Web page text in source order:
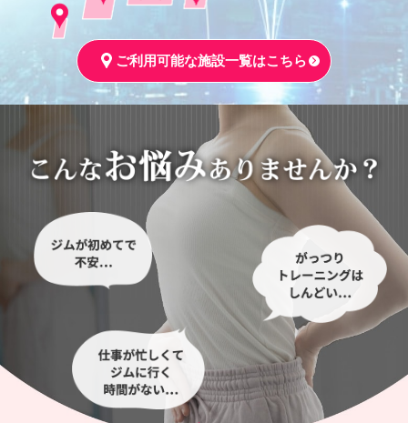
ご利用可能な施設一覧はこちら